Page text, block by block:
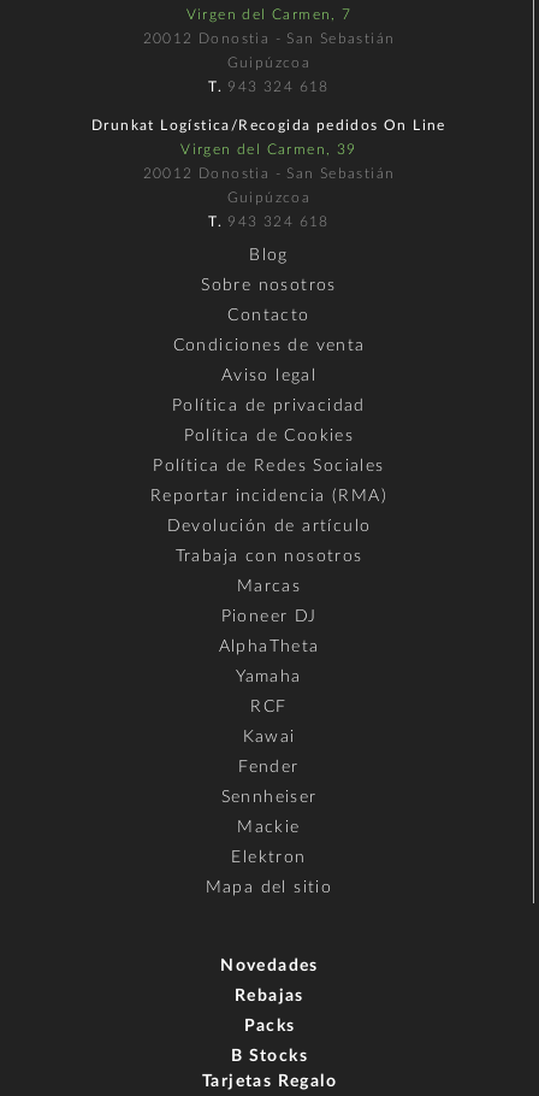
Virgen del Carmen, 7
20012 Donostia - San Sebastián
Guipúzcoa
T. 943 324 618
Drunkat Logística/Recogida pedidos On Line
Virgen del Carmen, 39
20012 Donostia - San Sebastián
Guipúzcoa
T. 943 324 618
Blog
Sobre nosotros
Contacto
Condiciones de venta
Aviso legal
Política de privacidad
Política de Cookies
Política de Redes Sociales
Reportar incidencia (RMA)
Devolución de artículo
Trabaja con nosotros
Marcas
Pioneer DJ
AlphaTheta
Yamaha
RCF
Kawai
Fender
Sennheiser
Mackie
Elektron
Mapa del sitio
Novedades
Rebajas
Packs
B Stocks
Tarjetas Regalo